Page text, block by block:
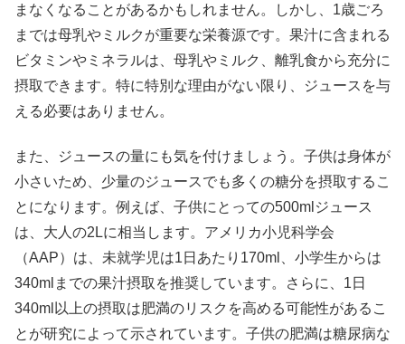
まなくなることがあるかもしれません。しかし、1歳ごろ
までは母乳やミルクが重要な栄養源です。果汁に含まれる
ビタミンやミネラルは、母乳やミルク、離乳食から充分に
摂取できます。特に特別な理由がない限り、ジュースを与
える必要はありません。
また、ジュースの量にも気を付けましょう。子供は身体が
小さいため、少量のジュースでも多くの糖分を摂取するこ
とになります。例えば、子供にとっての500mlジュース
は、大人の2Lに相当します。アメリカ小児科学会
（AAP）は、未就学児は1日あたり170ml、小学生からは
340mlまでの果汁摂取を推奨しています。さらに、1日
340ml以上の摂取は肥満のリスクを高める可能性があるこ
とが研究によって示されています。子供の肥満は糖尿病な